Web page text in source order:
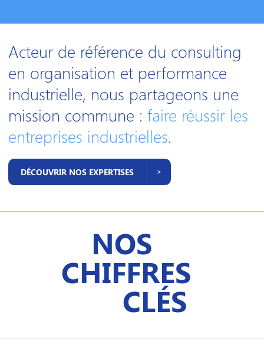
Acteur de référence du consulting
en organisation et performance
industrielle, nous partageons une
mission commune : faire réussir les
entreprises industrielles.
DÉCOUVRIR NOS EXPERTISES
NOS
CHIFFRES
CLÉS